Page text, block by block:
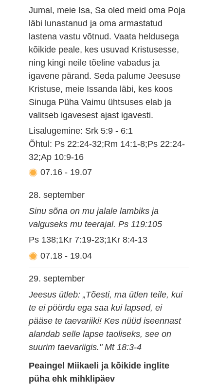
Jumal, meie Isa, Sa oled meid oma Poja
läbi lunastanud ja oma armastatud
lastena vastu võtnud. Vaata heldusega
kõikide peale, kes usuvad Kristusesse,
ning kingi neile tõeline vabadus ja
igavene pärand. Seda palume Jeesuse
Kristuse, meie Issanda läbi, kes koos
Sinuga Püha Vaimu ühtsuses elab ja
valitseb igavesest ajast igavesti.
Lisalugemine: Srk 5:9 - 6:1
Õhtul: Ps 22:24-32;Rm 14:1-8;Ps 22:24-
32;Ap 10:9-16
07.16 - 19.07
28. september
Sinu sõna on mu jalale lambiks ja
valguseks mu teerajal. Ps 119:105
Ps 138;1Kr 7:19-23;1Kr 8:4-13
07.18 - 19.04
29. september
Jeesus ütleb: „Tõesti, ma ütlen teile, kui
te ei pöördu ega saa kui lapsed, ei
pääse te taevariiki! Kes nüüd iseennast
alandab selle lapse taoliseks, see on
suurim taevariigis." Mt 18:3-4
Peaingel Miikaeli ja kõikide inglite
püha ehk mihklipäev